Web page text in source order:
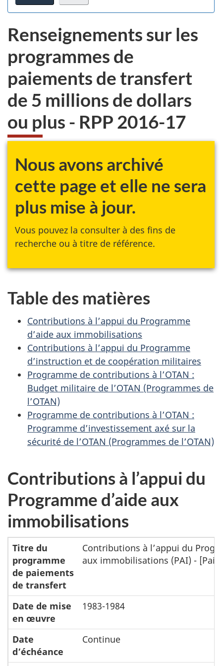
au
je
pas
au
sondage
du
site
web,
.
Renseignements sur les
programmes de
paiements de transfert
de 5 millions de dollars
ou plus - RPP 2016-17
Nous avons archivé
cette page et elle ne sera
plus mise à jour.
Vous pouvez la consulter à des fins de
recherche ou à titre de référence.
Table des matières
Contributions à l’appui du Programme
d’aide aux immobilisations
Contributions à l’appui du Programme
d’instruction et de coopération militaires
Programme de contributions à l’OTAN :
Budget militaire de l’OTAN (Programmes de
l’OTAN)
Programme de contributions à l’OTAN :
Programme d’investissement axé sur la
sécurité de l’OTAN (Programmes de l’OTAN)
Contributions à l’appui du
Programme d’aide aux
immobilisations
Titre du
programme
de paiements
de transfert
Contributions à l’appui du
aux immobilisations (PAI) -
Date de mise
en œuvre
1983-1984
Date
d’échéance
Continue